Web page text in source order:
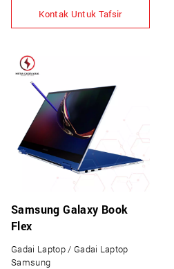
Kontak Untuk Tafsir
Samsung Galaxy Book
Flex
Gadai Laptop / Gadai Laptop
Samsung